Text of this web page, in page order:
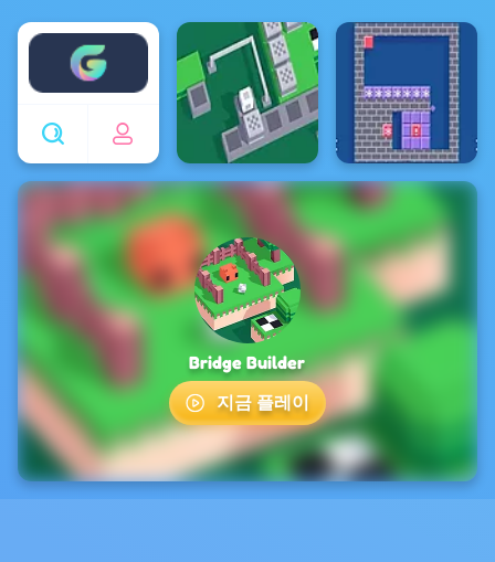
Enjoy4fun
Bridge Builder
지금 플레이